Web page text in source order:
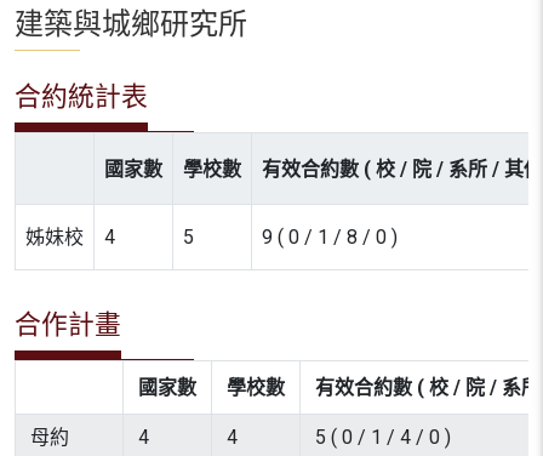
建築與城鄉研究所
合約統計表
國家數 學校數 有效合約數 ( 校 / 院 / 系所 / 其
姊妹校 4 5 9 ( 0 / 1 / 8 / 0 )
合作計畫
國家數 學校數 有效合約數 ( 校 / 院 / 系
母約 4 4 5 ( 0 / 1 / 4 / 0 )